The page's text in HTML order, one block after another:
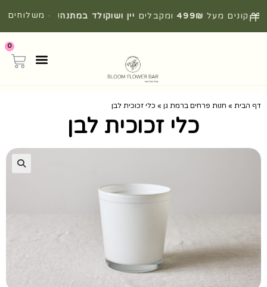
קונים מעל 499₪ ומקבלים יין ושוקולד במתנה! · משלוחים
0
דף הבית » חנות פרחים ברמת גן » כלי זכוכית לבן
כלי זכוכית לבן